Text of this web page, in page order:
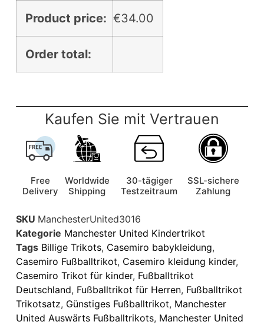
Product price: €34.00
Order total:
Kaufen Sie mit Vertrauen
Free
Delivery
Worldwide
Shipping
30-tägiger
Testzeitraum
SSL-sichere
Zahlung
SKU ManchesterUnited3016
Kategorie Manchester United Kindertrikot
Tags Billige Trikots, Casemiro babykleidung,
Casemiro Fußballtrikot, Casemiro kleidung kinder,
Casemiro Trikot für kinder, Fußballtrikot
Deutschland, Fußballtrikot für Herren, Fußballtrikot
Trikotsatz, Günstiges Fußballtrikot, Manchester
United Auswärts Fußballtrikots, Manchester United